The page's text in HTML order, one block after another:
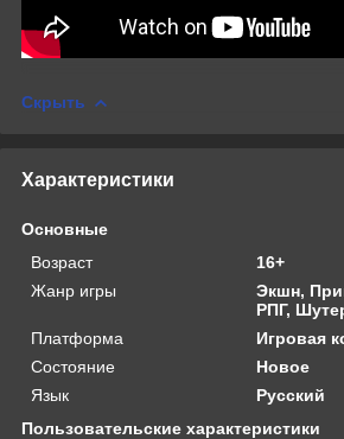
Скрыть
Характеристики
Основные
Возраст
16+
Жанр игры
Экшн,
РПГ,
Платформа
Игровая
Состояние
Новое
Язык
Русский
Пользовательские характеристики